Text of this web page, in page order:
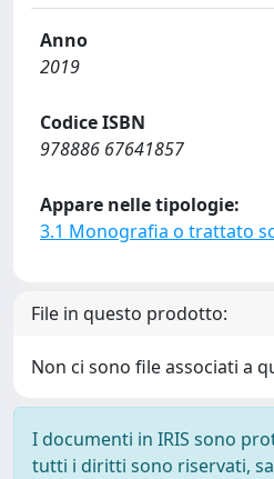
Anno
2019
Codice ISBN
978886 67641857
Appare nelle tipologie:
3.1 Monografia o trattato
File in questo prodotto:
Non ci sono file associati a
I documenti in IRIS sono
tutti i diritti sono riservati,